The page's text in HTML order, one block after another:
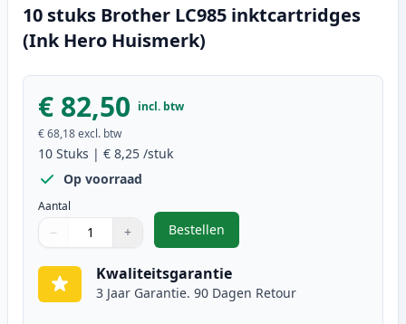
10 stuks Brother LC985 inktcartridges
(Ink Hero Huismerk)
€ 82,50 incl. btw
€ 68,18excl. btw
10 Stuks | € 8,25 /stuk
Op voorraad
Aantal
Gebruik de knoppen om aan te passen
− +
1
Bestellen
,10 stuks Brother LC985
Kwaliteitsgarantie
3 Jaar Garantie. 90 Dagen Retour